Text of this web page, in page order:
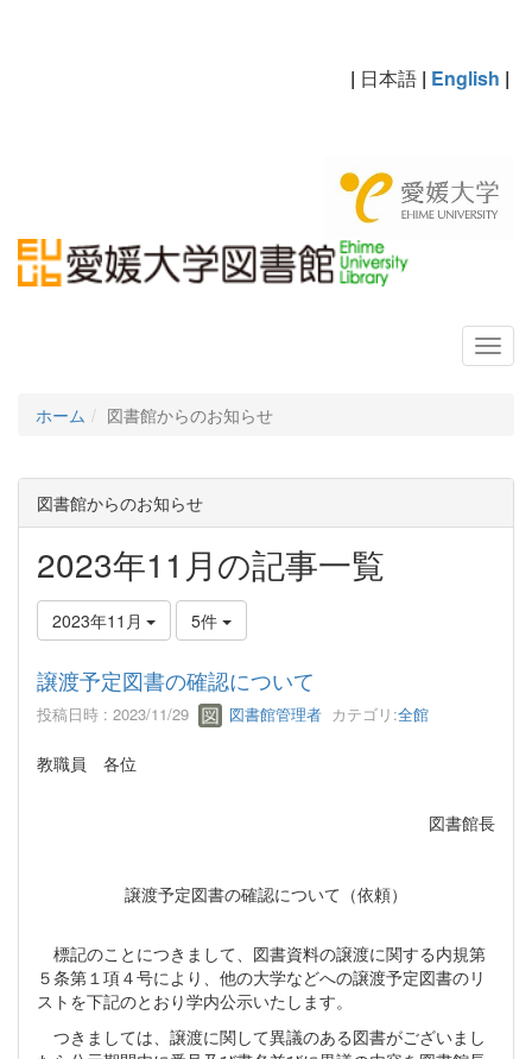
| 日本語 | English |
ホーム 図書館からのお知らせ
図書館からのお知らせ
2023年11月の記事一覧
2023年11月 5件
譲渡予定図書の確認について
投稿日時 : 2023/11/29 図書館管理者 カテゴリ:全館
教職員 各位
図書館長
譲渡予定図書の確認について（依頼）
標記のことにつきまして、図書資料の譲渡に関する内規第
５条第１項４号により、他の大学などへの譲渡予定図書のリ
ストを下記のとおり学内公示いたします。
つきましては、譲渡に関して異議のある図書がございまし